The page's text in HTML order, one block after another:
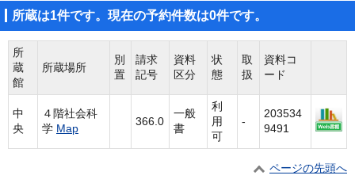
所蔵は1件です。現在の予約件数は0件です。
所
蔵
館
所蔵場所
別
置
請求
記号
資料
区分
状
態
取
扱
資料コ
ード
中
央
４階社会科
学 Map
366.0
一般
書
利
用
可
-
203534
9491
ページの先頭へ